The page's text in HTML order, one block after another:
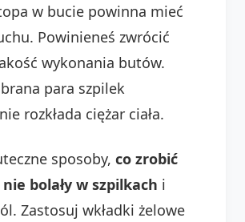
w bucie powinna mieć
Powinieneś zwrócić
wykonania butów.
para szpilek
rozkłada ciężar ciała.
sposoby, co zrobić
bolały w szpilkach i
Zastosuj wkładki żelowe